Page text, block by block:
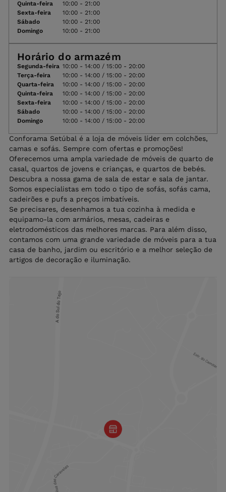
Quinta-feira
10:00 - 21:00
Sexta-feira
10:00 - 21:00
Sábado
10:00 - 21:00
Domingo
10:00 - 21:00
Horário do armazém
Segunda-feira 10:00 - 14:00 / 15:00 - 20:00
Terça-feira
10:00 - 14:00 / 15:00 - 20:00
Quarta-feira
10:00 - 14:00 / 15:00 - 20:00
Quinta-feira
10:00 - 14:00 / 15:00 - 20:00
Sexta-feira
10:00 - 14:00 / 15:00 - 20:00
Sábado
10:00 - 14:00 / 15:00 - 20:00
Domingo
10:00 - 14:00 / 15:00 - 20:00
Conforama Setúbal é a loja de móveis líder em colchões,
camas e sofás. Sempre com ofertas e promoções!
Oferecemos uma ampla variedade de móveis de quarto de
casal, quartos de jovens e crianças, e quartos de bebés.
Descubra a nossa gama de sala de estar e sala de jantar.
Somos especialistas em todo o tipo de sofás, sofás cama,
cadeirões e pufs a preços imbatíveis.
Se precisares, desenhamos a tua cozinha à medida e
equipamo-la com armários, mesas, cadeiras e
eletrodomésticos das melhores marcas. Para além disso,
contamos com uma grande variedade de móveis para a tua
casa de banho, jardim ou escritório e a melhor seleção de
artigos de decoração e iluminação.